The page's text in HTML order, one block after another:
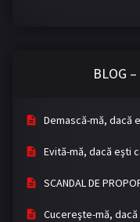
BLOG
Demască-mă, dacă
Evită-mă, dacă eşti
SCANDAL DE
Cucereşte-mă,